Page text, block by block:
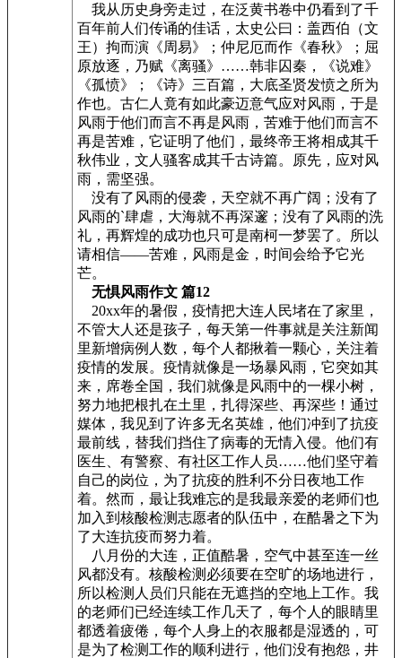
我从历史身旁走过，在泛黄书卷中仍看到了千
百年前人们传诵的佳话，太史公曰：盖西伯（文
王）拘而演《周易》；仲尼厄而作《春秋》；屈
原放逐，乃赋《离骚》……韩非囚秦，《说难》
《孤愤》；《诗》三百篇，大底圣贤发愤之所为
作也。古仁人竟有如此豪迈意气应对风雨，于是
风雨于他们而言不再是风雨，苦难于他们而言不
再是苦难，它证明了他们，最终帝王将相成其千
秋伟业，文人骚客成其千古诗篇。原先，应对风
雨，需坚强。
没有了风雨的侵袭，天空就不再广阔；没有了
风雨的`肆虐，大海就不再深邃；没有了风雨的洗
礼，再辉煌的成功也只可是南柯一梦罢了。所以
请相信——苦难，风雨是金，时间会给予它光
芒。
无惧风雨作文 篇12
20xx年的暑假，疫情把大连人民堵在了家里，
不管大人还是孩子，每天第一件事就是关注新闻
里新增病例人数，每个人都揪着一颗心，关注着
疫情的发展。疫情就像是一场暴风雨，它突如其
来，席卷全国，我们就像是风雨中的一棵小树，
努力地把根扎在土里，扎得深些、再深些！通过
媒体，我见到了许多无名英雄，他们冲到了抗疫
最前线，替我们挡住了病毒的无情入侵。他们有
医生、有警察、有社区工作人员……他们坚守着
自己的岗位，为了抗疫的胜利不分日夜地工作
着。然而，最让我难忘的是我最亲爱的老师们也
加入到核酸检测志愿者的队伍中，在酷暑之下为
了大连抗疫而努力着。
八月份的大连，正值酷暑，空气中甚至连一丝
风都没有。核酸检测必须要在空旷的场地进行，
所以检测人员们只能在无遮挡的空地上工作。我
的老师们已经连续工作几天了，每个人的眼睛里
都透着疲倦，每个人身上的衣服都是湿透的，可
是为了检测工作的顺利进行，他们没有抱怨，井